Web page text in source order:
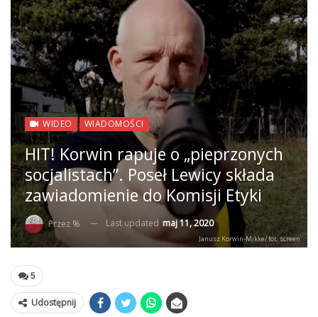
WIDEO WIADOMOŚCI
HIT! Korwin rapuje o „pieprzonych
socjalistach”. Poseł Lewicy składa
zawiadomienie do Komisji Etyki
Przez % Last updated maj 11, 2020
Janusz Korwin-Mikke/ fot. screen
5
Udostępnij